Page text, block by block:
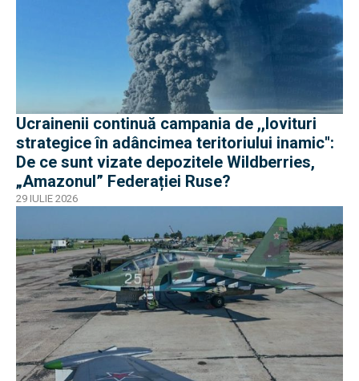
Ucrainenii continuă campania de ,,lovituri
strategice în adâncimea teritoriului inamic'':
De ce sunt vizate depozitele Wildberries,
„Amazonul” Federației Ruse?
29 IULIE 2026